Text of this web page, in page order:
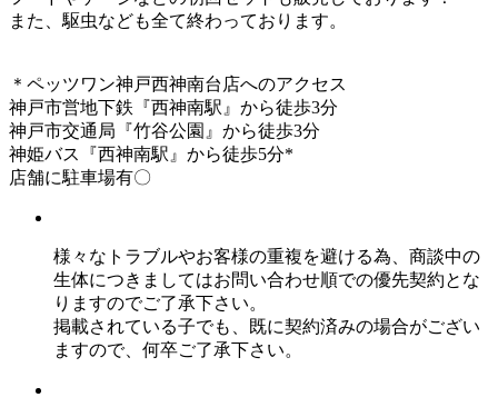
また、駆虫なども全て終わっております。
＊ペッツワン神戸西神南台店へのアクセス
神戸市営地下鉄『西神南駅』から徒歩3分
神戸市交通局『竹谷公園』から徒歩3分
神姫バス『西神南駅』から徒歩5分*
店舗に駐車場有〇
様々なトラブルやお客様の重複を避ける為、商談中の
生体につきましてはお問い合わせ順での優先契約とな
りますのでご了承下さい。
掲載されている子でも、既に契約済みの場合がござい
ますので、何卒ご了承下さい。